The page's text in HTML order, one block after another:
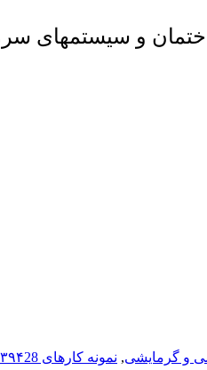
و سیستمهای
, نمونه کارهای ۱۳۹۴ 28 خرداد 1402